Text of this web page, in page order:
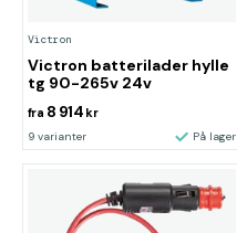
Victron
Victron batterilader hylle
tg 90-265v 24v
fra 8 914 kr
9 varianter På lager